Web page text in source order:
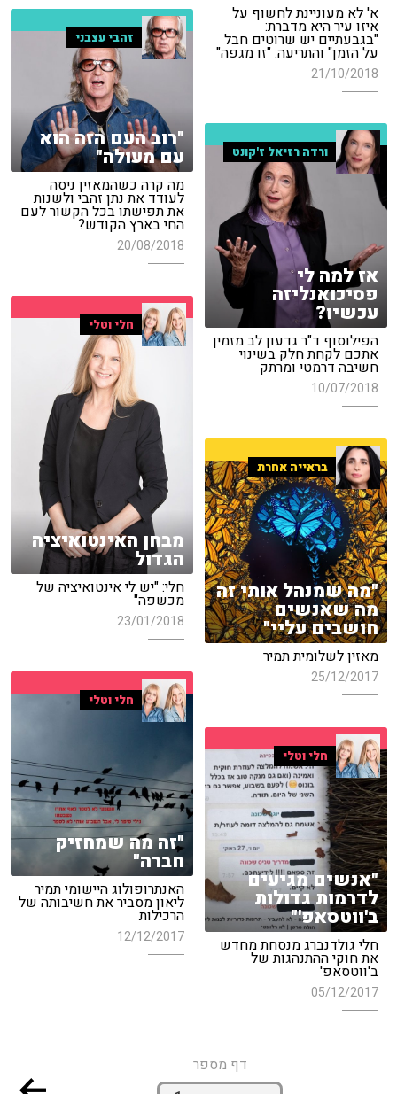
א' לא מעוניינת לחשוף על
איזו עיר היא מדברת:
"בגבעתיים יש שרוטים חבל
על הזמן" והתריעה: "זו מגפה"
21/10/2018
זהבי עצבני
"רוב העם הזה הוא
עם מעולה"
מה קרה כשהמאזין ניסה
לעודד את נתן זהבי ולשנות
את תפישתו בכל הקשור לעם
החי בארץ הקודש?
20/08/2018
ורדה רזיאל ז'קונט
אז למה לי
פסיכואנליזה
עכשיו?
הפילוסוף ד"ר גדעון לב מזמין
אתכם לקחת חלק בשינוי
חשיבה דרמטי ומרתק
10/07/2018
חלי וטלי
מבחן האינטואיציה
הגדול
חלי: "יש לי אינטואיציה של
מכשפה"
23/01/2018
בראייה אחרת
"מה שמנהל אותי זה
מה שאנשים
חושבים עליי"
מאזין לשלומית תמיר
25/12/2017
חלי וטלי
"זה מה שמחזיק
חברה"
האנתרופולוג היישומי תמיר
ליאון מסביר את חשיבותה של
הרכילות
12/12/2017
חלי וטלי
"אנשים מגיעים
לדרמות גדולות
ב'ווטסאפ'"
חלי גולדנברג מנסחת מחדש
את חוקי ההתנהגות של
ב'ווטסאפ'
05/12/2017
דף מספר